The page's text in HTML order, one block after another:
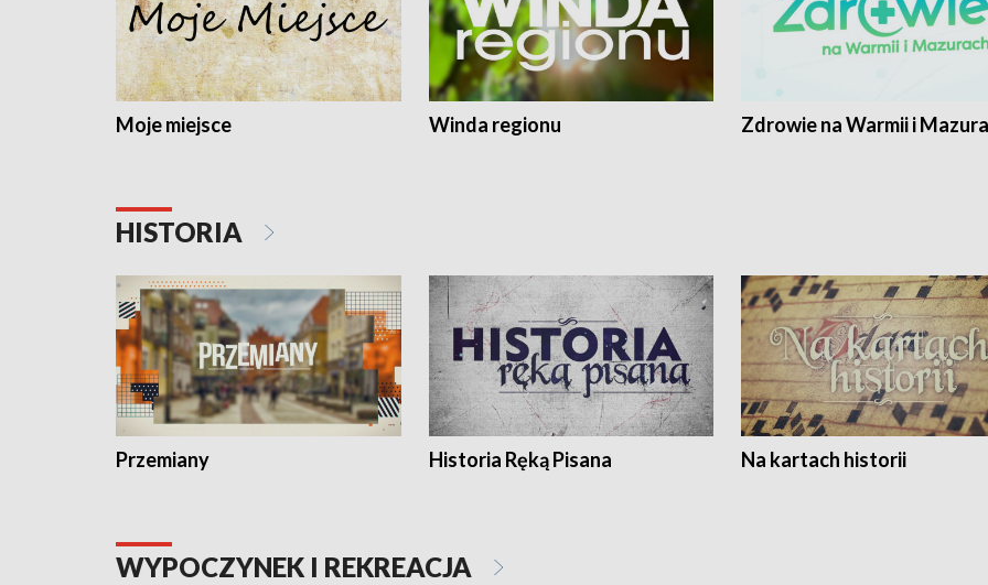
Moje miejsce Winda regionu Zdrowie na Warmii i
HISTORIA
Przemiany Historia Ręką Pisana Na kartach historii
WYPOCZYNEK I REKREACJA